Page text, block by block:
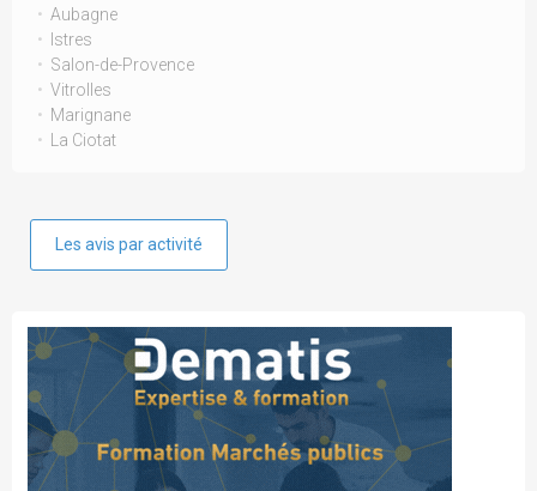
Aubagne
Istres
Salon-de-Provence
Vitrolles
Marignane
La Ciotat
Les avis par activité